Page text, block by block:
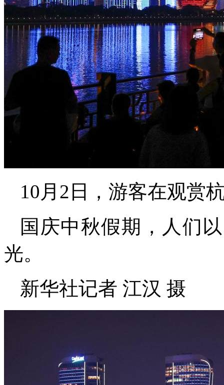
10月2日，游客在观赏
国庆中秋假期，人们
光。
新华社记者 江汉 摄